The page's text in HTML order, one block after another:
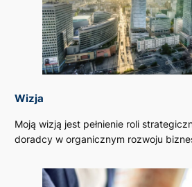
Wizja
Moją wizją jest pełnienie roli
doradcy w organicznym rozwoju